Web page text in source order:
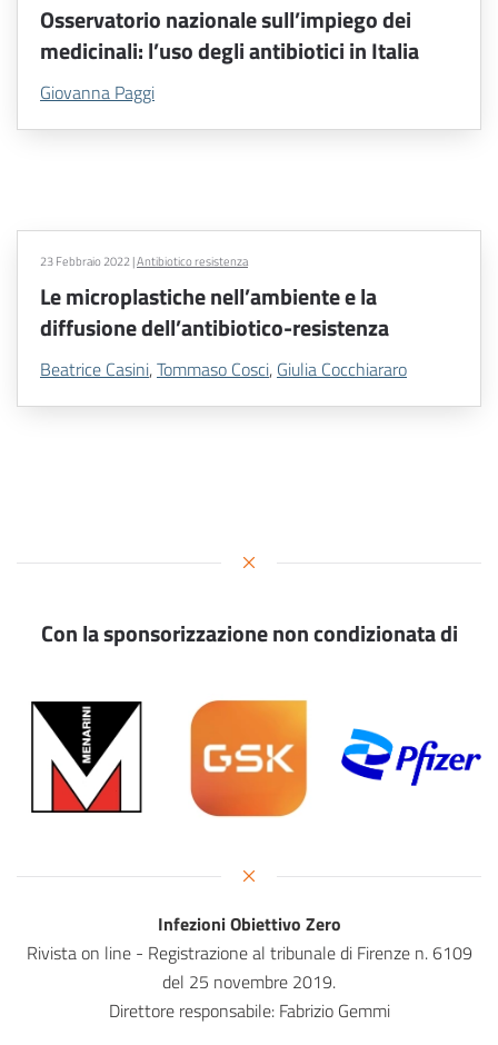
Osservatorio nazionale sull’impiego dei
medicinali: l’uso degli antibiotici in Italia
Giovanna Paggi
23 Febbraio 2022|Antibiotico resistenza
Le microplastiche nell’ambiente e la
diffusione dell’antibiotico-resistenza
Beatrice Casini,Tommaso Cosci, Giulia Cocchiararo
Con la sponsorizzazione non condizionata di
Infezioni Obiettivo Zero
Rivista on line - Registrazione al tribunale di Firenze n. 6109
del 25 novembre 2019.
Direttore responsabile: Fabrizio Gemmi